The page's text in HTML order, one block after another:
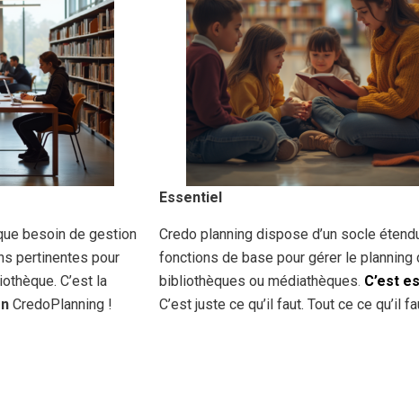
besoin de gestion
pertinentes pour
C’est la
CredoPlanning !
Essentiel
Credo planning dispose d’un socle
fonctions de base pour gérer le planning
bibliothèques ou médiathèques C’est e
C’est juste ce qu’il faut. Tout ce ce qu’il